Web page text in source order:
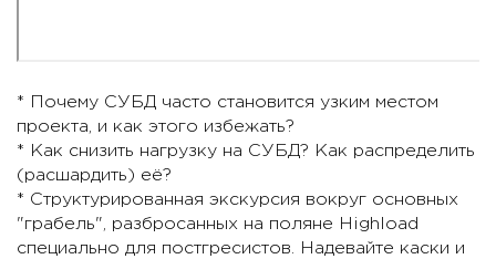
* Почему СУБД часто становится узким местом
проекта, и как этого избежать?
* Как снизить нагрузку на СУБД? Как распределить
(расшардить) её?
* Структурированная экскурсия вокруг основных
"грабель", разбросанных на поляне Highload
специально для постгресистов. Надевайте каски и